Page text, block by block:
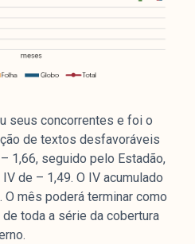
seus concorrentes e foi o
de textos desfavoráveis
1,66, seguido pelo Estadão,
de – 1,49. O IV acumulado
O mês poderá terminar como
toda a série da cobertura